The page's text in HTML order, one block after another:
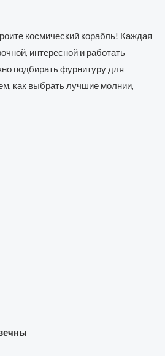
космический корабль! Каждая
интересной и работать
подбирать фурнитуру для
как выбрать лучшие молнии,